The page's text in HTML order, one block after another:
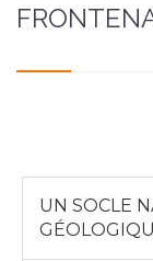
UN SOCLE